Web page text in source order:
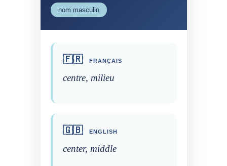
nom masculin
🇫🇷 FRANÇAIS
centre, milieu
🇬🇧 ENGLISH
center, middle